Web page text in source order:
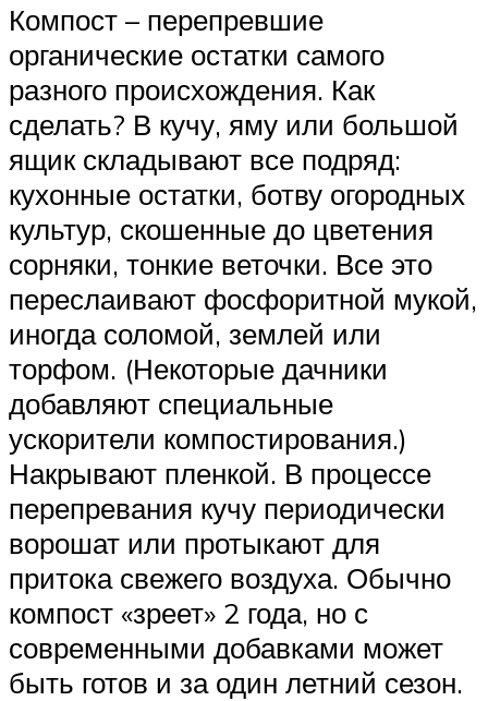
Компост – перепревшие
органические остатки самого
разного происхождения. Как
сделать? В кучу, яму или большой
ящик складывают все подряд:
кухонные остатки, ботву огородных
культур, скошенные до цветения
сорняки, тонкие веточки. Все это
переслаивают фосфоритной мукой,
иногда соломой, землей или
торфом. (Некоторые дачники
добавляют специальные
ускорители компостирования.)
Накрывают пленкой. В процессе
перепревания кучу периодически
ворошат или протыкают для
притока свежего воздуха. Обычно
компост «зреет» 2 года, но с
современными добавками может
быть готов и за один летний сезон.